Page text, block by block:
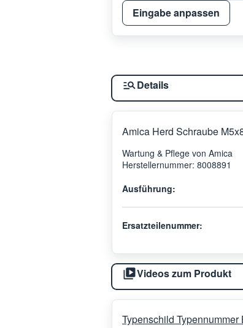
Eingabe anpassen
Details
Amica Herd Schraube
Wartung & Pflege von Amica
Herstellernummer: 8008891
Ausführung:
Ersatzteilenummer:
Videos zum Produkt
Typenschild